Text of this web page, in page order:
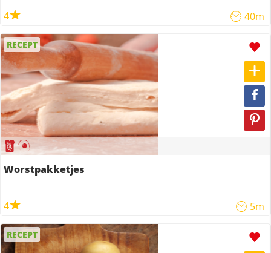
4 40m
RECEPT
Worstpakketjes
4 5m
RECEPT